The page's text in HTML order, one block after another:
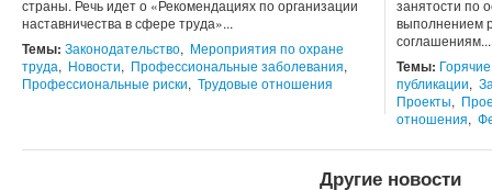
страны. Речь идет о «Рекомендациях по организации
наставничества в сфере труда»...
Темы: Законодательство, Мероприятия по охране
труда, Новости, Профессиональные заболевания,
Профессиональные риски, Трудовые отношения
занятости по
выполнением
соглашениям...
Темы:
публикации,
Проекты,
отношения,
Другие новости